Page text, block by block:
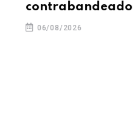
contrabandeado
06/08/2026